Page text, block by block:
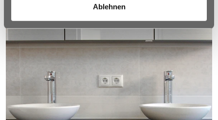
Ablehnen